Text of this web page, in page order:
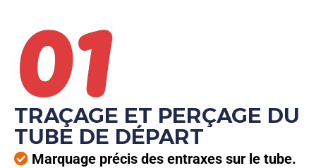
01
TRAÇAGE ET PERÇAGE DU
TUBE DE DÉPART
Marquage précis des entraxes sur le tube.